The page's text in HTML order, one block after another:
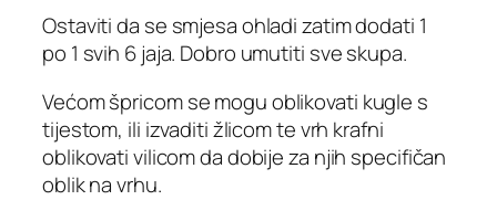
Ostaviti da se smjesa ohladi zatim dodati 1
po 1 svih 6 jaja. Dobro umutiti sve skupa.
Većom špricom se mogu oblikovati kugle s
tijestom, ili izvaditi žlicom te vrh krafni
oblikovati vilicom da dobije za njih specifičan
oblik na vrhu.